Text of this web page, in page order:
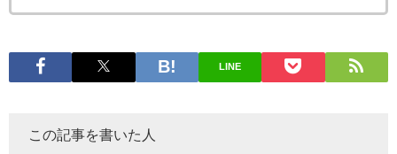
LINE
この記事を書いた人